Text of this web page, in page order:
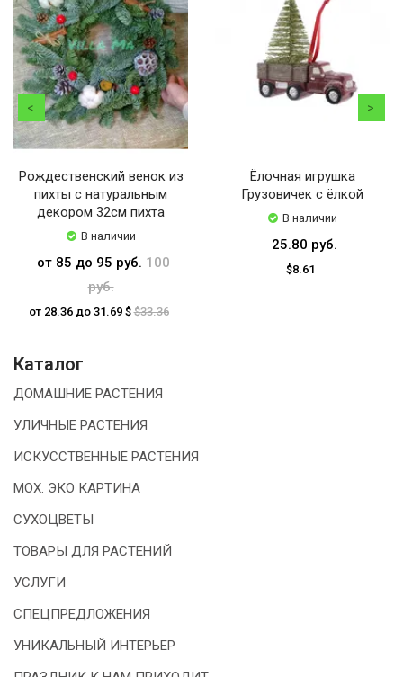
Рождественский венок из
пихты с натуральным
декором 32см пихта
В наличии
от 85 до 95 руб.100
руб.
от 28.36 до 31.69 $$33.36
Ёлочная игрушка
Грузовичек с ёлкой
В наличии
25.80 руб.
$8.61
Каталог
ДОМАШНИЕ РАСТЕНИЯ
УЛИЧНЫЕ РАСТЕНИЯ
ИСКУССТВЕННЫЕ РАСТЕНИЯ
МОХ. ЭКО КАРТИНА
СУХОЦВЕТЫ
ТОВАРЫ ДЛЯ РАСТЕНИЙ
УСЛУГИ
СПЕЦПРЕДЛОЖЕНИЯ
УНИКАЛЬНЫЙ ИНТЕРЬЕР